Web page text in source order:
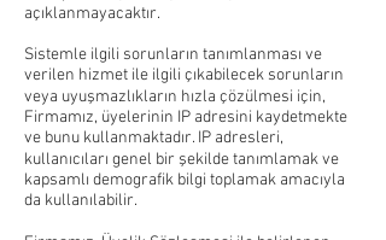
açıklanmayacaktır.
Sistemle ilgili sorunların tanımlanması ve
verilen hizmet ile ilgili çıkabilecek sorunların
veya uyuşmazlıkların hızla çözülmesi için,
Firmamız, üyelerinin IP adresini kaydetmekte
ve bunu kullanmaktadır. IP adresleri,
kullanıcıları genel bir şekilde tanımlamak ve
kapsamlı demografik bilgi toplamak amacıyla
da kullanılabilir.